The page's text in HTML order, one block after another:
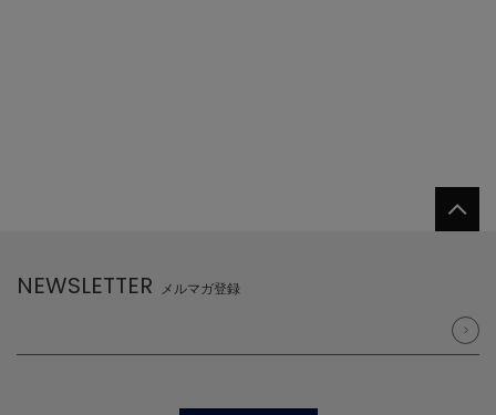
NEWSLETTER メルマガ登録